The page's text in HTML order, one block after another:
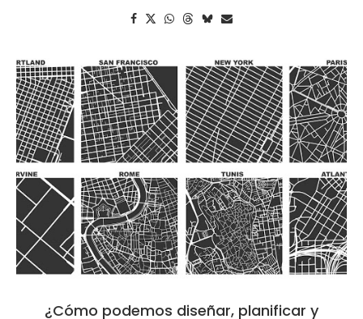
¿Cómo podemos diseñar, planificar y